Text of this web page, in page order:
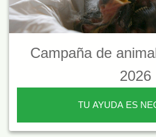
Campaña de
2026
TU AYUDA ES